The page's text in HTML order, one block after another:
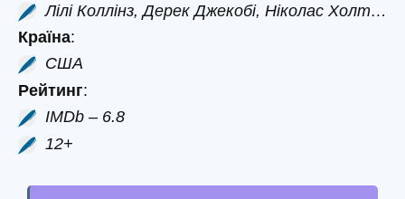
Лілі Коллінз, Дерек Джекобі, Ніколас Холт…
Країна:
США
Рейтинг:
IMDb – 6.8
12+